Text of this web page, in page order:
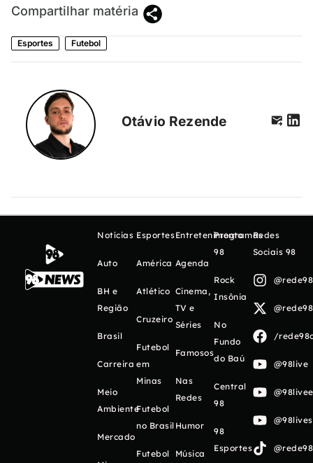
Compartilhar matéria
Esportes Futebol
Otávio Rezende
Notícias
Auto
BH e
Região
Brasil
Carreira
Meio
Ambiente
Mercado
Esportes
América
Atlético
Cruzeiro
Futebol
em
Minas
Futebol
no Brasil
Futebol
Entretenimento
Agenda
Cinema,
TV e
Séries
Famosos
Nas
Redes
Humor
Música
Programas
98
Rock
Insônia
No
Fundo
do Baú
Central
98
98
Esportes
Redes
Sociais 98
/
@98live